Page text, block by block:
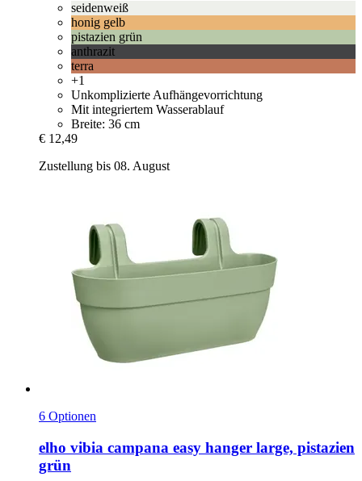
seidenweiß
honig gelb
pistazien grün
anthrazit
terra
+1
Unkomplizierte Aufhängevorrichtung
Mit integriertem Wasserablauf
Breite: 36 cm
€ 12,49
Zustellung bis 08. August
6 Optionen
elho vibia campana easy hanger large, pistazien
grün